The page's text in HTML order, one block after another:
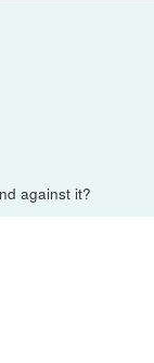
against it?